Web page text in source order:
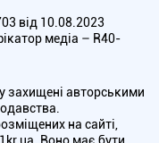
від 10.08.2023
медіа – R40-
захищені авторськими
на сайті,